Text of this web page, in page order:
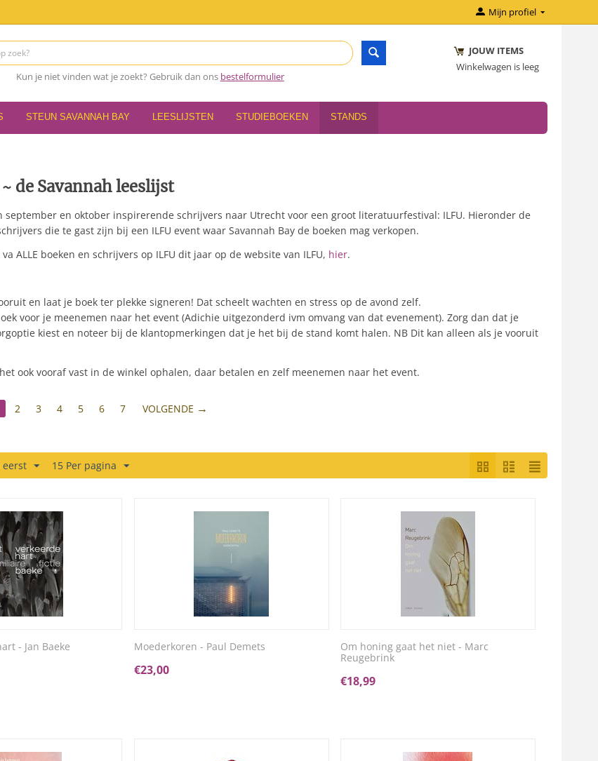
Mijn profiel
Kun je niet vinden wat je zoekt? Gebruik dan ons bestelformulier
JOUW ITEMS
Winkelwagen is leeg
STEUN SAVANNAH BAY LEESLIJSTEN STUDIEBOEKEN STANDS
de Savannah leeslijst
september en oktober inspirerende schrijvers naar Utrecht voor een groot literatuurfestival: ILFU. Hieronder de
die te gast zijn bij een ILFU event waar Savannah Bay de boeken mag verkopen.
ALLE boeken en schrijvers op ILFU dit jaar op de website van ILFU, hier.
en laat je boek ter plekke signeren! Dat scheelt wachten en stress op de avond zelf.
voor je meenemen naar het event (Adichie uitgezonderd ivm omvang van dat evenement). Zorg dan dat je
kiest en noteer bij de klantopmerkingen dat je het bij de stand komt halen. NB Dit kan alleen als je vooruit
ook vooraf vast in de winkel ophalen, daar betalen en zelf meenemen naar het event.
2 3 4 5 6 7 VOLGENDE
eerst 15 Per pagina
- Jan Baeke Moederkoren - Paul Demets
€23,00
Om honing gaat het niet - Marc
Reugebrink
€18,99